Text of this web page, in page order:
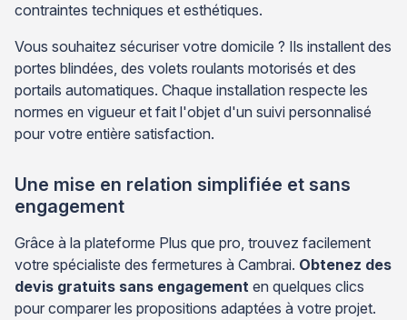
contraintes techniques et esthétiques.
Vous souhaitez sécuriser votre domicile ? Ils installent des
portes blindées, des volets roulants motorisés et des
portails automatiques. Chaque installation respecte les
normes en vigueur et fait l'objet d'un suivi personnalisé
pour votre entière satisfaction.
Une mise en relation simplifiée et sans
engagement
Grâce à la plateforme Plus que pro, trouvez facilement
votre spécialiste des fermetures à Cambrai. Obtenez des
devis gratuits sans engagement en quelques clics
pour comparer les propositions adaptées à votre projet.